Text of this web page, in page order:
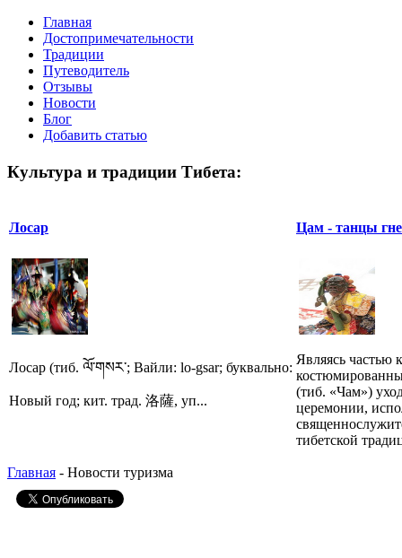
Главная
Достопримечательности
Традиции
Путеводитель
Отзывы
Новости
Блог
Добавить статью
Культура и традиции Тибета:
Лосар
Лосар (тиб. ལོ་གསར་; Вайли: lo-gsar; буквально:
Новый год; кит. трад. 洛薩, уп...
Цам - танцы
Являясь частью
(тиб. «Чам»)
церемонии,
тибетской
Главная - Новости туризма